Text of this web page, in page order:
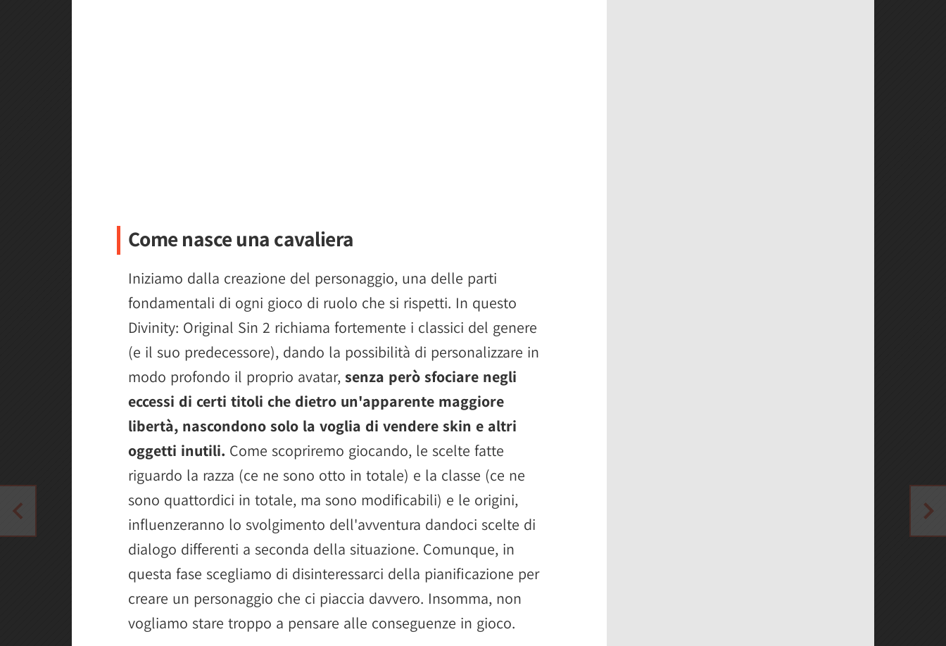
Come nasce una cavaliera
Iniziamo dalla creazione del personaggio, una delle parti
fondamentali di ogni gioco di ruolo che si rispetti. In questo
Divinity: Original Sin 2 richiama fortemente i classici del genere
(e il suo predecessore), dando la possibilità di personalizzare in
modo profondo il proprio avatar, senza però sfociare negli
eccessi di certi titoli che dietro un'apparente maggiore
libertà, nascondono solo la voglia di vendere skin e altri
oggetti inutili. Come scopriremo giocando, le scelte fatte
riguardo la razza (ce ne sono otto in totale) e la classe (ce ne
sono quattordici in totale, ma sono modificabili) e le origini,
influenzeranno lo svolgimento dell'avventura dandoci scelte di
dialogo differenti a seconda della situazione. Comunque, in
questa fase scegliamo di disinteressarci della pianificazione per
creare un personaggio che ci piaccia davvero. Insomma, non
vogliamo stare troppo a pensare alle conseguenze in gioco.